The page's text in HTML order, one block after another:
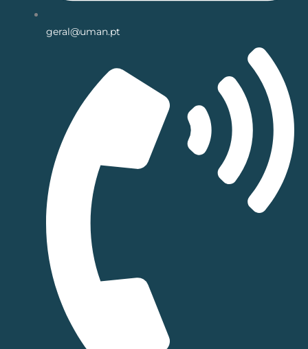
geral@uman.pt